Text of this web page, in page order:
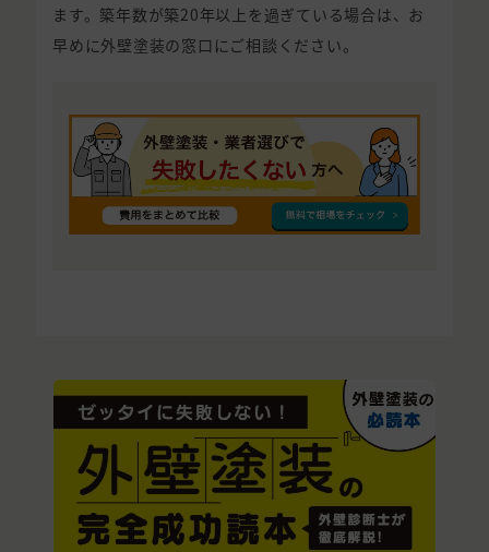
ます。築年数が築20年以上を過ぎている場合は、お
早めに外壁塗装の窓口にご相談ください。